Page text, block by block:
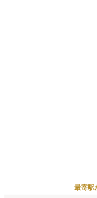
最寄駅